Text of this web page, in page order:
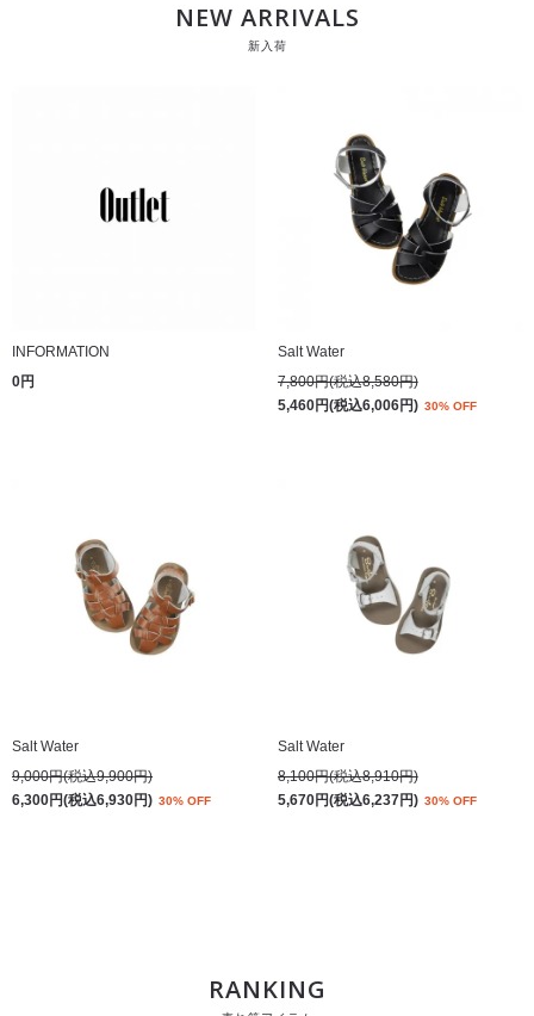
NEW ARRIVALS
新入荷
INFORMATION
0円
Salt Water
7,800円(税込8,580円)
5,460円(税込6,006円) 30% OFF
Salt Water
9,000円(税込9,900円)
6,300円(税込6,930円) 30% OFF
Salt Water
8,100円(税込8,910円)
5,670円(税込6,237円) 30% OFF
RANKING